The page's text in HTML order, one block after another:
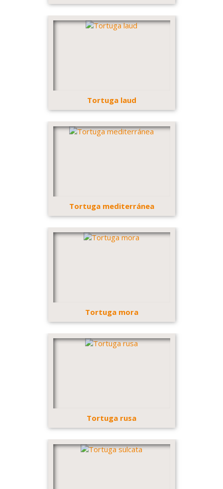
Tortuga laud
Tortuga mediterránea
Tortuga mora
Tortuga rusa